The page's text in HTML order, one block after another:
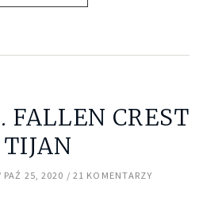
FALLEN CREST
PAŹ 25, 2020 21 KOMENTARZY